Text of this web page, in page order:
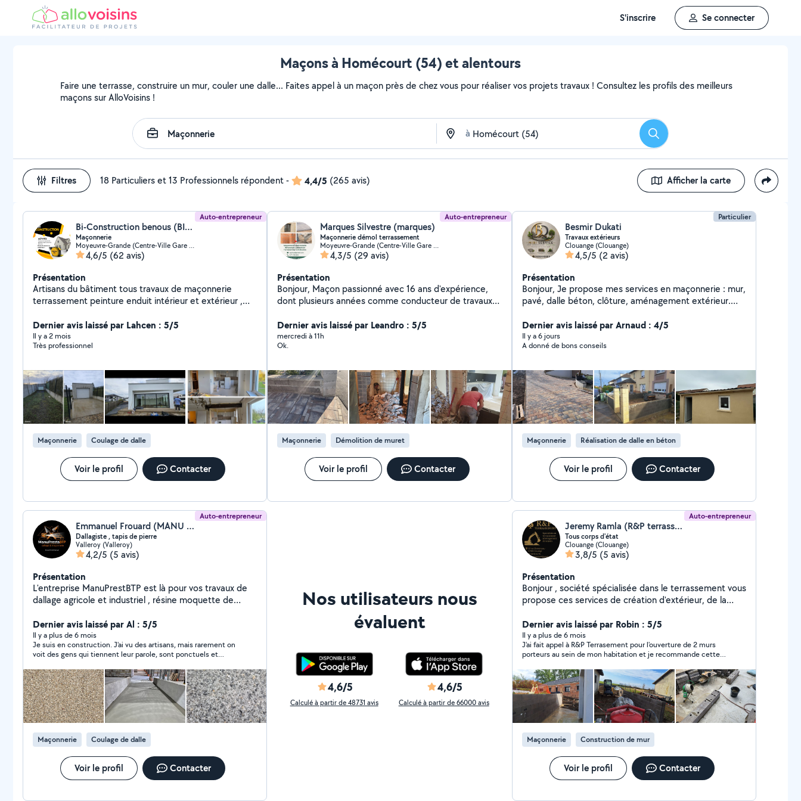
S'inscrire Se connecter
Maçons à Homécourt (54) et alentours
Faire une terrasse, construire un mur, couler une dalle... Faites appel à un maçon près de chez vous pour réaliser vos projets travaux ! Consultez les profils des meilleurs
maçons sur AlloVoisins !
à Rechercher
Filtres 18 Particuliers et 13 Professionnels répondent- 4,4/5 (265 avis) Afficher la carte
Auto-entrepreneur
Bi-Construction benous (BI-CONSTRUCTION)
Maçonnerie
Moyeuvre-Grande (Centre-Ville Gare Cite Gargan)
4,6/5 (62 avis)
Présentation
Artisans du bâtiment tous travaux de maçonnerie
terrassement peinture enduit intérieur et extérieur ,
Évacuations de gravats/ terre.
Dernier avis laissé par Lahcen : 5/5
Il y a 2 mois
Très professionnel
Maçonnerie Coulage de dalle
Voir le profil Contacter
Auto-entrepreneur
Marques Silvestre (marques)
Maçonnerie démol terrassement
Moyeuvre-Grande (Centre-Ville Gare Cite Gargan)
4,3/5 (29 avis)
Présentation
Bonjour, Maçon passionné avec 16 ans d'expérience,
dont plusieurs années comme conducteur de travaux
au service de mes clients depuis 3 ans à mon compte.
Je maîtrise tous types de travaux, du gros œuvre aux
finitions, avec le sens du détail et de la qualité. Motivé
votre projet.
Dernier avis laissé par Leandro : 5/5
mercredi à 11h
Ok.
Maçonnerie Démolition de muret
Voir le profil Contacter
Particulier
Besmir Dukati
Travaux extérieurs
Clouange (Clouange)
4,5/5 (2 avis)
Présentation
Bonjour, Je propose mes services en maçonnerie : mur,
pavé, dalle béton, clôture, aménagement extérieur.
me contacter.
Dernier avis laissé par Arnaud : 4/5
Il y a 6 jours
A donné de bons conseils
Maçonnerie Réalisation de dalle en béton
Voir le profil Contacter
Auto-entrepreneur
Emmanuel Frouard (MANU PRESTA BTP)
Dallagiste , tapis de pierre
Valleroy (Valleroy)
4,2/5 (5 avis)
Présentation
L'entreprise ManuPrestBTP est là pour vos travaux de
dallage agricole et industriel , résine moquette de
ragréage ....
Dernier avis laissé par Al : 5/5
Il y a plus de 6 mois
Je suis en construction. J'ai vu des artisans, mais rarement on
voit des gens qui tiennent leur parole, sont ponctuels et
rendez-vous : la qualité du travail est irréprochable, la
communication toujours claire et transparente, le respect du
budget et des délais annoncés, et une propreté du chantier
exemplaire. Ce qui m'a particulièrement marqué, c'est son
autonomie et sa fiabilité. Pas besoin de rester à côté pour
surveiller...
Maçonnerie
Coulage de dalle
Voir le profil Contacter
Nos utilisateurs nous
évaluent
4,6/5
Calculé à partir de 48731 avis
4,6/5
Calculé à partir de 66000 avis
Auto-entrepreneur
Jeremy Ramla (R&P terrassement)
Tous corps d'état
Clouange (Clouange)
3,8/5 (5 avis)
Présentation
Bonjour , société spécialisée dans le terrassement vous
propose ces services de création d'extérieur, de la
d'état ! Société basée en France et au Luxembourg !
N'hésitez pas à nous contacter pour plus de
renseignements Cordialement R&P
Dernier avis laissé par Robin : 5/5
Il y a plus de 6 mois
J'ai fait appel à R&P Terrasement pour l'ouverture de 2 murs
porteurs au sein de mon habitation et je recommande cette
professionnalisme Je remercie fortement Jeremy et Aurélien
Je vous recommande cette entreprise les yeux fermés
Maçonnerie Construction de mur
Voir le profil Contacter